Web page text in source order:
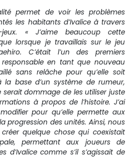
permet de voir les problèmes
les habitants d’Ivalice à travers
« J’aime beaucoup cette
lorsque je travaillais sur le jeu
C’était l’un des premiers
responsable en tant que nouveau
sans relâche pour qu’elle soit
la base d’un système de rumeur,
serait dommage de les utiliser juste
à propos de l’histoire. J’ai
pour qu’elle permette aux
progression des unités. Ainsi, nous
quelque chose qui coexistait
permettant aux joueurs de
d’Ivalice comme s’il s’agissait de